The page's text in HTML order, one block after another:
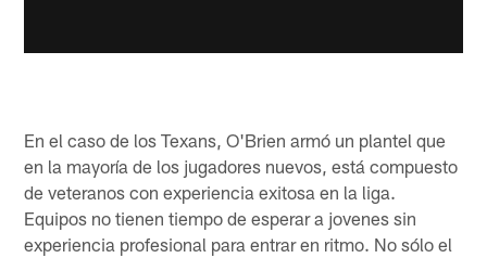
En el caso de los Texans, O'Brien armó un plantel que
en la mayoría de los jugadores nuevos, está compuesto
de veteranos con experiencia exitosa en la liga.
Equipos no tienen tiempo de esperar a jovenes sin
experiencia profesional para entrar en ritmo. No sólo el